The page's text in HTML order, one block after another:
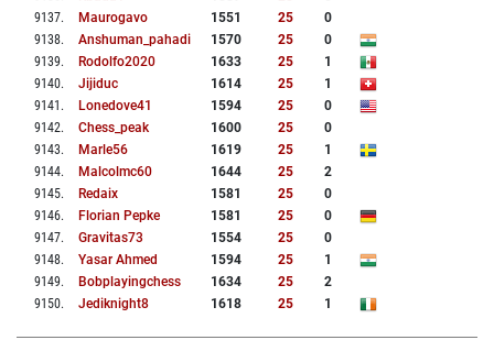
9137. Maurogavo 1551 25
0
9138. Anshuman_pahadi 1570 25
0
9139. Rodolfo2020 1633 25
1
9140. Jijiduc 1614 25
1
9141 . Lonedove41 1594 25
0
9142. Chess_peak 1600 25
0
9143. Marle56 1619 25
1
9144. Malcolmc60 1644 25
2
9145. Redaix 1581 25
0
9146. Florian Pepke 1581 25
0
9147. Gravitas73 1554 25
0
9148. Yasar Ahmed 1594 25
1
9149. Bobplayingchess 1634 25
2
9150. Jediknight8 1618 25 1